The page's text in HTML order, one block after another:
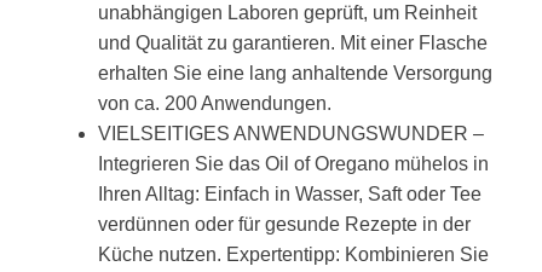
unabhängigen Laboren geprüft, um Reinheit
und Qualität zu garantieren. Mit einer Flasche
erhalten Sie eine lang anhaltende Versorgung
von ca. 200 Anwendungen.
VIELSEITIGES ANWENDUNGSWUNDER –
Integrieren Sie das Oil of Oregano mühelos in
Ihren Alltag: Einfach in Wasser, Saft oder Tee
verdünnen oder für gesunde Rezepte in der
Küche nutzen. Expertentipp: Kombinieren Sie